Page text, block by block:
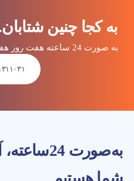
به کجا چنین
به صورت 24 ساعته هفت روز هفته، آماده خدمت رسانی به شما
۰۲۴-
به‌صورت